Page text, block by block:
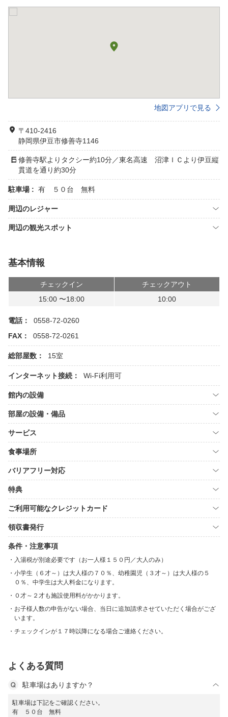
地図アプリで見る
〒410-2416
静岡県伊豆市修善寺1146
修善寺駅よりタクシー約10分／東名高速 沼津ＩＣより伊豆縦
貫道を通り約30分
駐車場 : 有 ５０台 無料
周辺のレジャー
周辺の観光スポット
基本情報
チェックイン
チェックアウト
15:00 〜18:00
10:00
電話：
0558-72-0260
FAX：
0558-72-0261
総部屋数： 15室
インターネット接続： Wi-Fi利用可
館内の設備
部屋の設備・備品
サービス
食事場所
バリアフリー対応
特典
ご利用可能なクレジットカード
領収書発行
条件・注意事項
入湯税が別途必要です（お一人様１５０円／大人のみ）
小学生（６才～）は大人様の７０％、幼稚園児（３才～）は大人様の５
０％、中学生は大人料金になります。
０才～２才も施設使用料がかかります。
お子様人数の申告がない場合、当日に追加請求させていただく場合がござ
います。
チェックインが１７時以降になる場合ご連絡ください。
よくある質問
駐車場はありますか？
駐車場は下記をご確認ください。
有 ５０台 無料